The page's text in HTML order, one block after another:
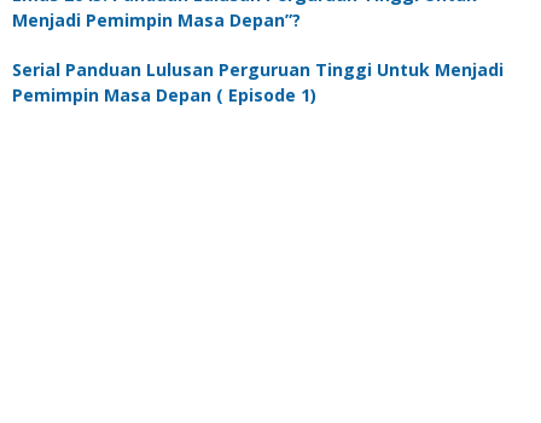
Menjadi Pemimpin Masa Depan”?
Serial Panduan Lulusan Perguruan Tinggi Untuk Menjadi
Pemimpin Masa Depan ( Episode 1)